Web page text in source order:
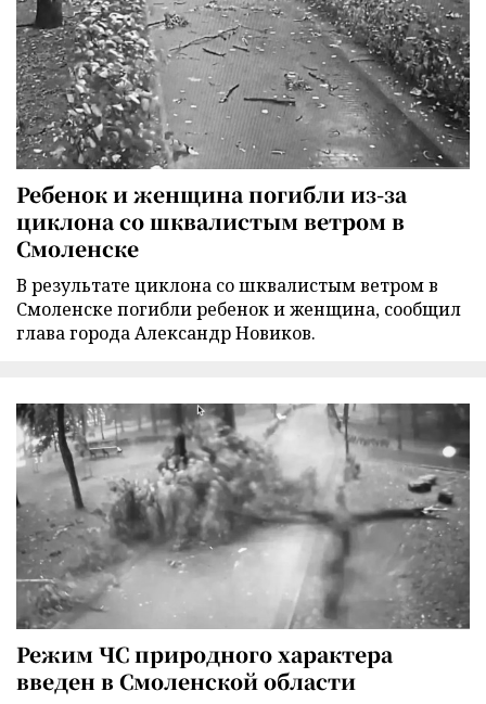
Ребенок и женщина погибли из-за
циклона со шквалистым ветром в
Смоленске
В результате циклона со шквалистым ветром в
Смоленске погибли ребенок и женщина, сообщил
глава города Александр Новиков.
Режим ЧС природного характера
введен в Смоленской области